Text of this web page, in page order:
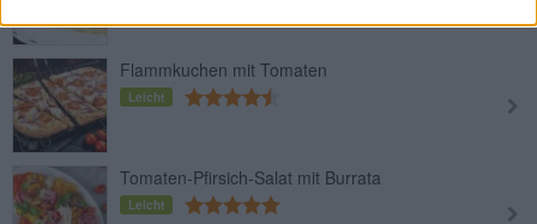
Flammkuchen mit Tomaten
Leicht
Tomaten-Pfirsich-Salat mit Burrata
Leicht